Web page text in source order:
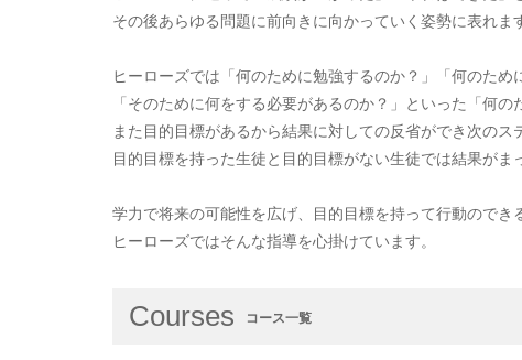
その後あらゆる問題に前向きに向かっていく姿勢に表れま
ヒーローズでは「何のために勉強するのか？」「何のため
「そのために何をする必要があるのか？」といった「何の
また目的目標があるから結果に対しての反省ができ次のス
目的目標を持った生徒と目的目標がない生徒では結果がま
学力で将来の可能性を広げ、目的目標を持って行動のでき
ヒーローズではそんな指導を心掛けています。
Courses コース一覧